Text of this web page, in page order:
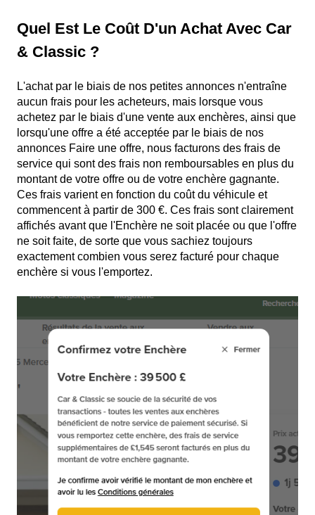
Quel Est Le Coût D'un Achat Avec Car
& Classic ?
L'achat par le biais de nos petites annonces n'entraîne
aucun frais pour les acheteurs, mais lorsque vous
achetez par le biais d'une vente aux enchères, ainsi que
lorsqu'une offre a été acceptée par le biais de nos
annonces Faire une offre, nous facturons des frais de
service qui sont des frais non remboursables en plus du
montant de votre offre ou de votre enchère gagnante.
Ces frais varient en fonction du coût du véhicule et
commencent à partir de 300 €. Ces frais sont clairement
affichés avant que l'Enchère ne soit placée ou que l'offre
ne soit faite, de sorte que vous sachiez toujours
exactement combien vous serez facturé pour chaque
enchère si vous l'emportez.